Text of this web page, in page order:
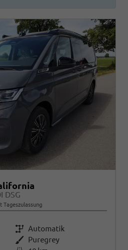
DSG
Tageszulassung
Getriebe Automatik
Außenfarbe Puregrey